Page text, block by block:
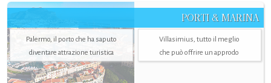
PORTI & MARINA
Palermo, il porto che ha saputo
diventare attrazione turistica
Villasimius, tutto il meglio
che può offrire un approdo